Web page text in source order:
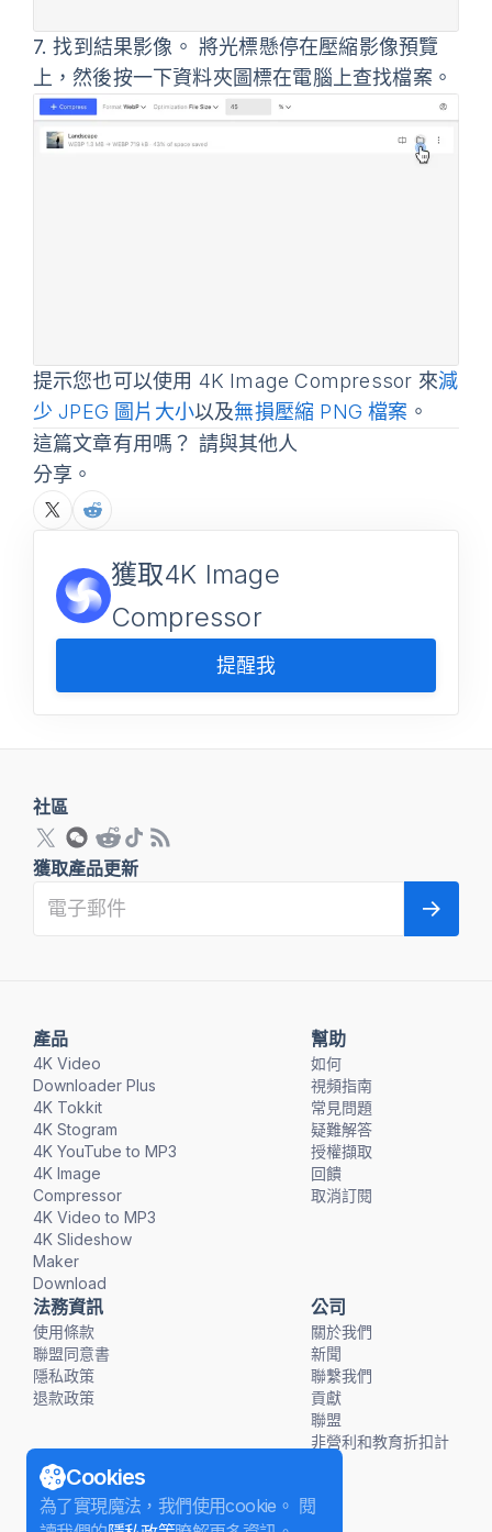
7. 找到結果影像。 將光標懸停在壓縮影像預覽
上，然後按一下資料夾圖標在電腦上查找檔案。
提示您也可以使用 4K Image Compressor 來減
少 JPEG 圖片大小以及無損壓縮 PNG 檔案 。
這篇文章有用嗎？ 請與其他人
分享。
獲取4K Image
Compressor
提醒我
產品
4K Video
Downloader Plus
4K Tokkit
4K Stogram
4K YouTube to MP3
4K Image
Compressor
4K Video to MP3
4K Slideshow
Maker
Download
幫助
如何
視頻指南
常見問題
疑難解答
授權擷取
回饋
取消訂閱
法務資訊
使用條款
聯盟同意書
隱私政策
退款政策
公司
關於我們
新聞
聯繫我們
貢獻
聯盟
非營利和教育折扣計
社區
獲取產品更新
Cookies
為了實現魔法，我們使用cookie。 閱